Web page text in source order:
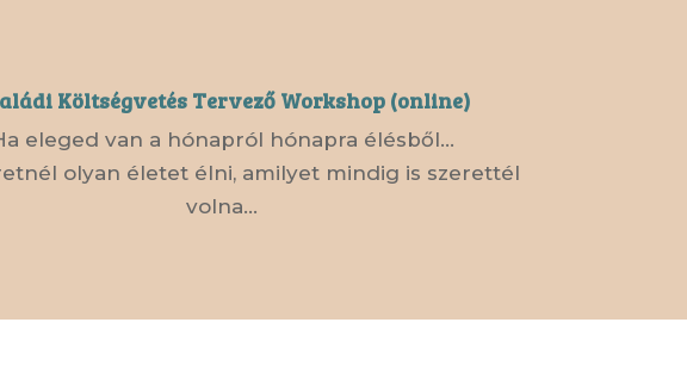
Költségvetés Tervező Workshop (online)
eleged van a hónapról hónapra élésből…
olyan életet élni, amilyet mindig is szerettél
volna…